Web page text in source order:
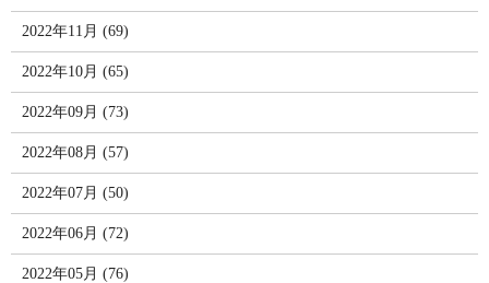
2022年11月 (69)
2022年10月 (65)
2022年09月 (73)
2022年08月 (57)
2022年07月 (50)
2022年06月 (72)
2022年05月 (76)